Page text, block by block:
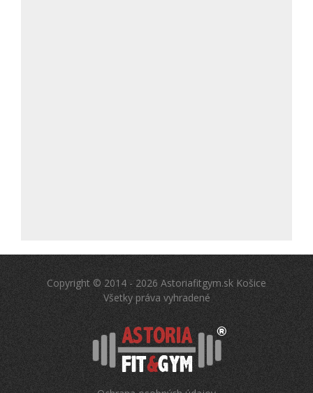
Copyright © 2014 - 2026 Astoriafitgym.sk Košice
Všetky práva vyhradené